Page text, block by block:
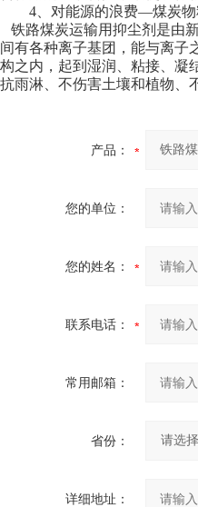
4、对能源的浪费—煤炭物
铁路煤炭运输用抑尘剂 是由
间有各种离子基团，能与离子
构之内，起到 湿润、粘接、凝
抗雨淋、不伤害土壤和植物、
产品：
您的单位：
您的姓名：
联系电话：
常用邮箱：
省份：
详细地址：